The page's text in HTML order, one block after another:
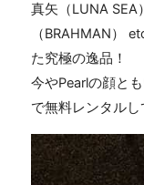
真矢（LUNA SEA
（BRAHMAN）
た究極の逸品！
今やPearlの顔と
で無料レンタル